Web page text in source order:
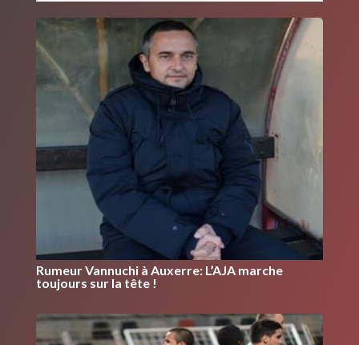
Rumeur Vannuchi à Auxerre: L’AJA marche
toujours sur la tête !